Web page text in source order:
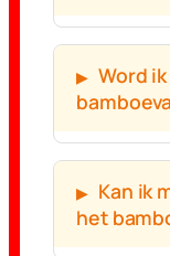
Word
Kan ik
het